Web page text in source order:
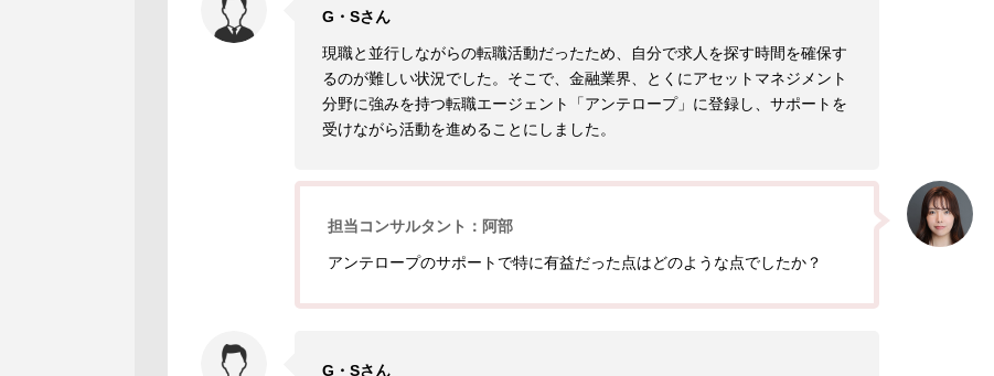
G・Sさん
現職と並行しながらの転職活動だったため、自分で求人を探す時間を確保す
るのが難しい状況でした。そこで、金融業界、とくにアセットマネジメント
分野に強みを持つ転職エージェント「アンテロープ」に登録し、サポートを
受けながら活動を進めることにしました。
担当コンサルタント：阿部
アンテロープのサポートで特に有益だった点はどのような点でしたか？
G・Sさん